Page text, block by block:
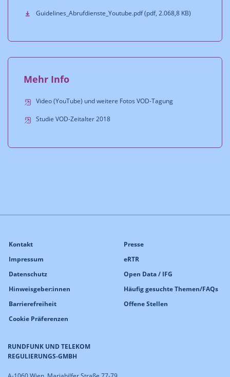
Guidelines_Abrufdienste_Youtube.pdf (pdf, 2.068,8 KB)
Mehr Info
Video (YouTube) und weitere Fotos VOD-Tagung
Studie VOD-Zeitalter 2018
RUNDFUNK UND TELEKOM
REGULIERUNGS-GMBH
Kontakt
Impressum
Datenschutz
Hinweisgeber:innen
Barrierefreiheit
Cookie Präferenzen
Presse
eRTR
Open Data / IFG
Häufig gesuchte Themen/FAQs
Offene Stellen